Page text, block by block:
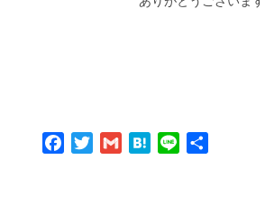
Facebook
TwitterGmail Hatena
Line